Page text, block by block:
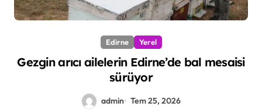
Edirne Yerel
Gezgin arıcı ailelerin Edirne’de bal mesaisi
sürüyor
admin Tem 25, 2026